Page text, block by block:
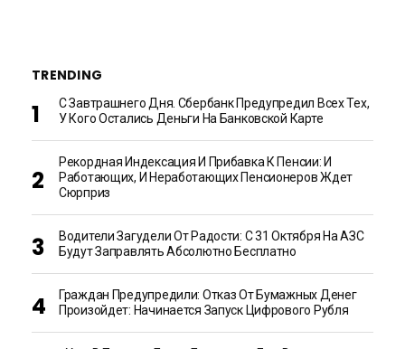
TRENDING
С Завтрашнего Дня. Сбербанк Предупредил Всех Тех,
У Кого Остались Деньги На Банковской Карте
Рекордная Индексация И Прибавка К Пенсии: И
Работающих, И Неработающих Пенсионеров Ждет
Сюрприз
Водители Загудели От Радости: С 31 Октября На АЗС
Будут Заправлять Абсолютно Бесплатно
Граждан Предупредили: Отказ От Бумажных Денег
Произойдет: Начинается Запуск Цифрового Рубля